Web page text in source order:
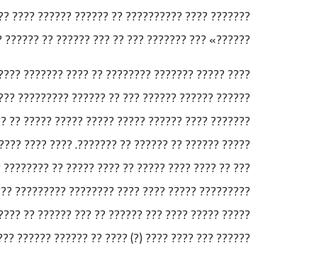
??? ???? ???? ????? ?????? ????? «?????
??? ?????? ?? ?????? ?? ??? ????? ?? ???? ????.
????? ?????? ????? ??? ???? ?????? ?????? ???
?? ?????? ????? ?????? ???????? ????????
?? ???? ??????? ?? ??? ????????? ???? ????
????? ?? ??????? ??? ?????? ???????? ???
???????? ????? ???????. ??? ?? ???????
???????? ????? ????? ??????? ??????? ??????
?? ?????? ??? ???? ?????? ??? ???????? ?? ???
?????? ??? ??? ???? ?? ???? ???? ?? ??? ??????.